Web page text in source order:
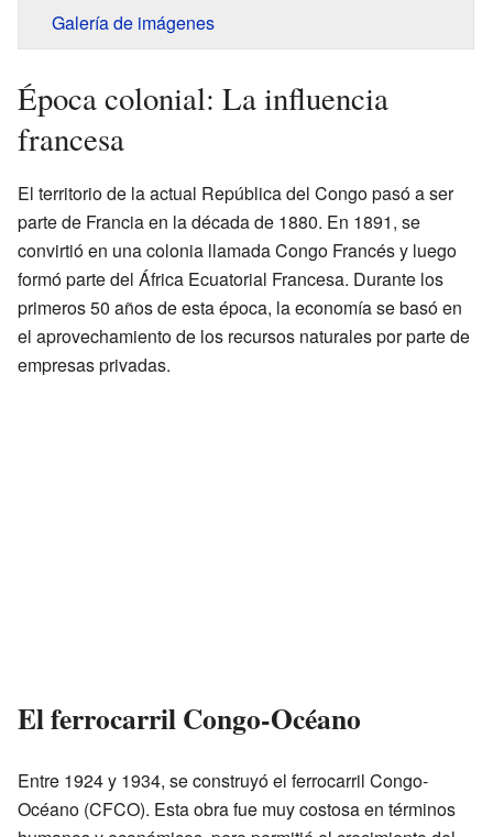
Galería de imágenes
Época colonial: La influencia
francesa
El territorio de la actual República del Congo pasó a ser
parte de Francia en la década de 1880. En 1891, se
convirtió en una colonia llamada Congo Francés y luego
formó parte del África Ecuatorial Francesa. Durante los
primeros 50 años de esta época, la economía se basó en
el aprovechamiento de los recursos naturales por parte de
empresas privadas.
El ferrocarril Congo-Océano
Entre 1924 y 1934, se construyó el ferrocarril Congo-
Océano (CFCO). Esta obra fue muy costosa en términos